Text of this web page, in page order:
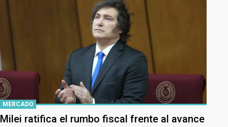
MERCADO
Milei ratifica el rumbo fiscal frente al avance